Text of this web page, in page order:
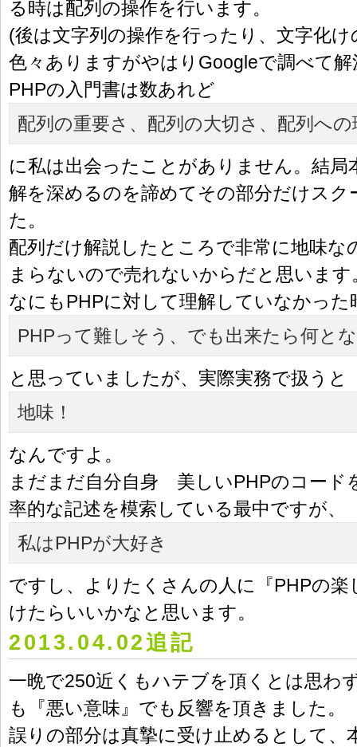
る時は配列の操作を行います。
(後は文字列の操作を行ったり、文字化
色々ありますがやはりGoogleで調べて
PHPの入門書は数あれど
配列の重要さ、配列の大切さ、配列へ
に私は出会ったことがありません。結局
解を深めるのを諦めてその部分だけスク
た。
配列だけ解説したところで非常に地味な
まらないので売れないからだと思います
なにもPHPに対して理解していなかった
PHPって難しそう、でも出来たら何と
と思っていましたが、実際実務で扱うと
地味！
なんですよ。
まだまだ自分自身 美しいPHPのコード
率的な記述を模索している最中ですが、
私はPHPが大好き
ですし、よりたくさんの人に『PHPの楽
けたらいいかなと思います。
2013.04.02追記
一晩で250近くもハテブを頂くとは思わ
も『悪い意味』でも反響を頂きました。
誤りの部分は真摯に受け止めるとして、